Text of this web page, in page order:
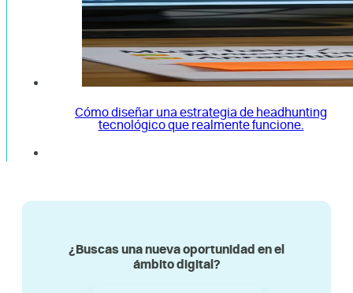
Cómo diseñar una estrategia de headhunting
tecnológico que realmente funcione.
¿Buscas una nueva oportunidad en el
ámbito digital?